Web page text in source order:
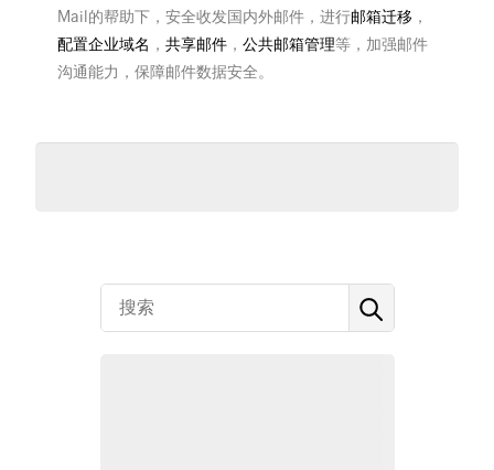
Mail的帮助下，安全收发国内外邮件，进行邮箱迁移 ，
配置企业域名 ， 共享邮件， 公共邮箱管理等，加强邮件
沟通能力，保障邮件数据安全。